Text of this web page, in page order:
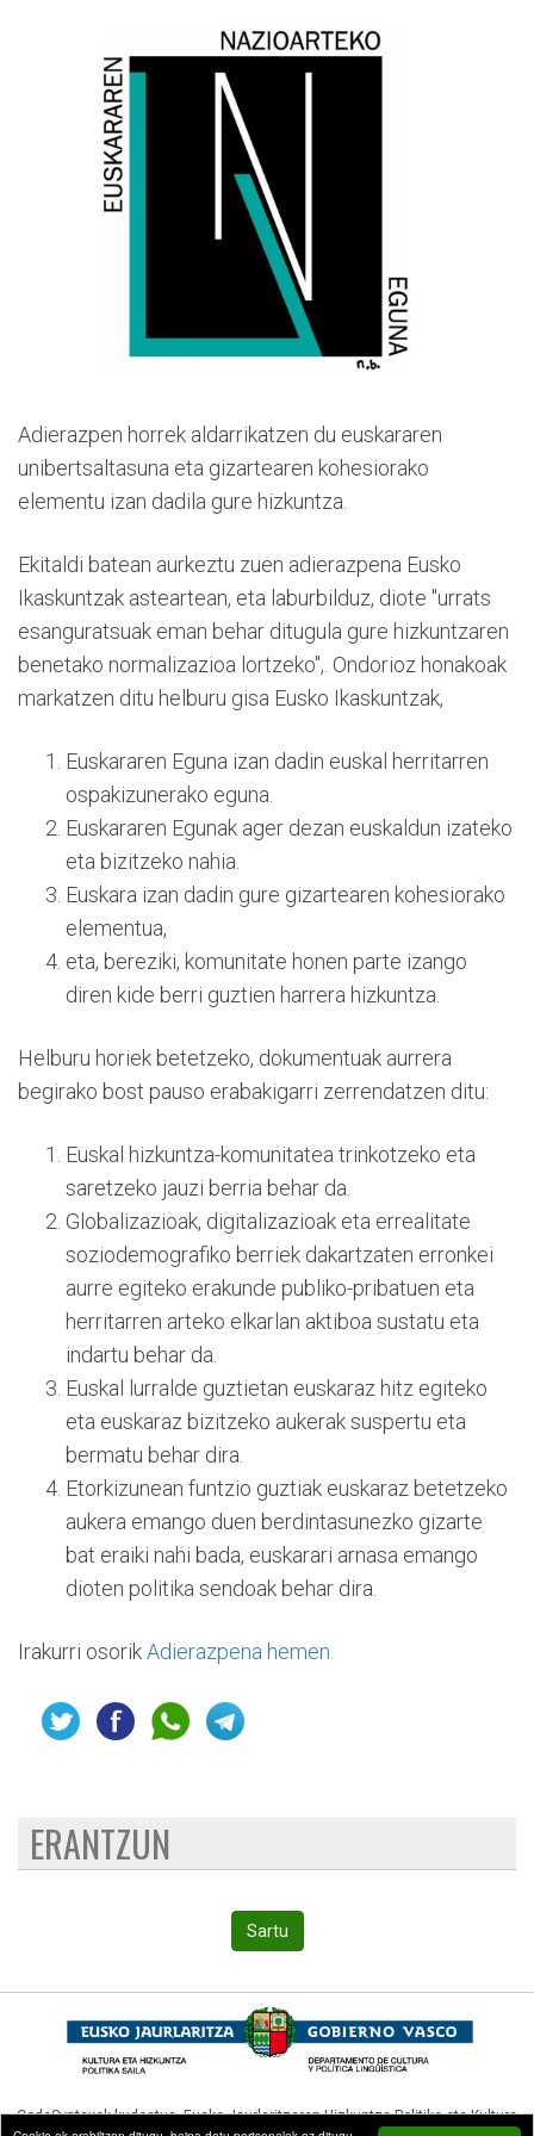
Adierazpen horrek aldarrikatzen du euskararen
unibertsaltasuna eta gizartearen kohesiorako
elementu izan dadila gure hizkuntza.
Ekitaldi batean aurkeztu zuen adierazpena Eusko
Ikaskuntzak asteartean, eta laburbilduz, diote "urrats
esanguratsuak eman behar ditugula gure hizkuntzaren
benetako normalizazioa lortzeko",. Ondorioz honakoak
markatzen ditu helburu gisa Eusko Ikaskuntzak,
Euskararen Eguna izan dadin euskal herritarren
ospakizunerako eguna.
Euskararen Egunak ager dezan euskaldun izateko
eta bizitzeko nahia.
Euskara izan dadin gure gizartearen kohesiorako
elementua,
eta, bereziki, komunitate honen parte izango
diren kide berri guztien harrera hizkuntza.
Helburu horiek betetzeko, dokumentuak aurrera
begirako bost pauso erabakigarri zerrendatzen ditu:
Euskal hizkuntza-komunitatea trinkotzeko eta
saretzeko jauzi berria behar da.
Globalizazioak, digitalizazioak eta errealitate
soziodemografiko berriek dakartzaten erronkei
aurre egiteko erakunde publiko-pribatuen eta
herritarren arteko elkarlan aktiboa sustatu eta
indartu behar da.
Euskal lurralde guztietan euskaraz hitz egiteko
eta euskaraz bizitzeko aukerak suspertu eta
bermatu behar dira.
Etorkizunean funtzio guztiak euskaraz betetzeko
aukera emango duen berdintasunezko gizarte
bat eraiki nahi bada, euskarari arnasa emango
dioten politika sendoak behar dira.
Irakurri osorikAdierazpena hemen.
ERANTZUN
Sartu
CodeSyntaxek kudeatua,Eusko Jaurlaritzaren Hizkuntza Politika eta Kultura